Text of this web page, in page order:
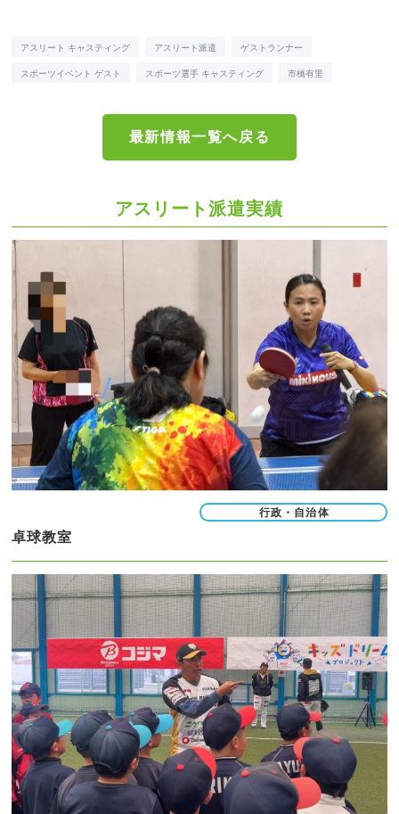
アスリート キャスティング アスリート派遣 ゲストランナー
スポーツイベント ゲスト スポーツ選手 キャスティング 市橋有里
最新情報一覧へ戻る
アスリート派遣実績
行政・自治体
卓球教室